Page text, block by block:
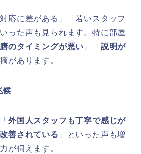
応に差がある」「若いスタッフ
った声も見られます。特に部屋
のタイミングが悪い 」「 説明が
があります。
候
外国人スタッフも丁寧で感じが
善されている 」といった声も増
が伺えます。